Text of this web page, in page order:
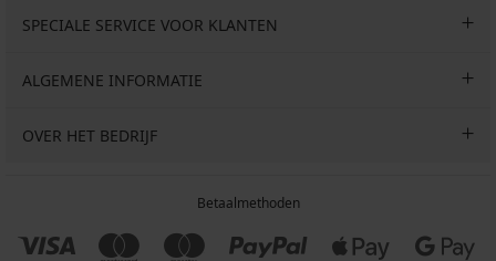
SPECIALE SERVICE VOOR KLANTEN
ALGEMENE INFORMATIE
OVER HET BEDRIJF
Betaalmethoden